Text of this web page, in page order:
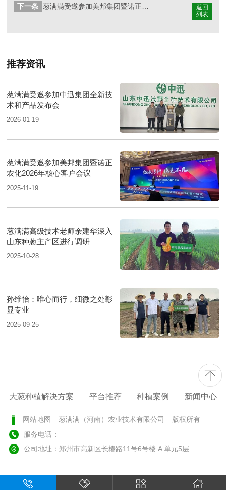
返回
列表
下一条 葱满满受邀参加美邦集团暨诺正农化2026年核心客户会议
推荐资讯
葱满满受邀参加中迅集团全新技
术和产品发布会
2026-01-19
葱满满受邀参加美邦集团暨诺正
农化2026年核心客户会议
2025-11-19
葱满满高级技术老师余建华深入
山东种葱主产区进行调研
2025-10-28
孙维怡：唯心而行，细微之处彰
显专业
2025-09-25
大葱种植解决方案 平台推荐 种植案例 新闻中心
网站地图 葱满满（河南）农业技术有限公司
版权所有
服务电话：
公司地址：郑州市高新区长椿路11号6号楼 A 单元5层